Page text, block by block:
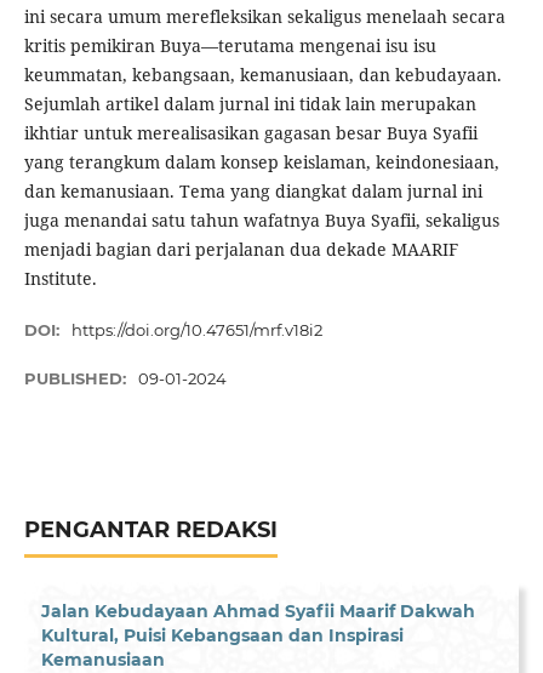
ini secara umum merefleksikan sekaligus menelaah secara
kritis pemikiran Buya—terutama mengenai isu isu
keummatan, kebangsaan, kemanusiaan, dan kebudayaan.
Sejumlah artikel dalam jurnal ini tidak lain merupakan
ikhtiar untuk merealisasikan gagasan besar Buya Syafii
yang terangkum dalam konsep keislaman, keindonesiaan,
dan kemanusiaan. Tema yang diangkat dalam jurnal ini
juga menandai satu tahun wafatnya Buya Syafii, sekaligus
menjadi bagian dari perjalanan dua dekade MAARIF
Institute.
DOI: https://doi.org/10.47651/mrf.v18i2
PUBLISHED: 09-01-2024
PENGANTAR REDAKSI
Jalan Kebudayaan Ahmad Syafii Maarif Dakwah
Kultural, Puisi Kebangsaan dan Inspirasi
Kemanusiaan